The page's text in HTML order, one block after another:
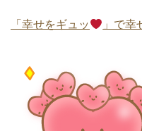
「幸せをギュッ 」で